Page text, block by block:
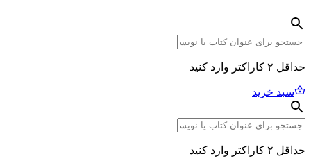
حداقل ۲ کاراکتر وارد کنید
سبد خرید
حداقل ۲ کاراکتر وارد کنید